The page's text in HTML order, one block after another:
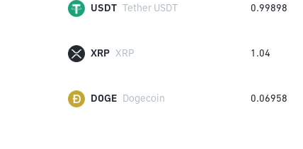
USDT Tether USDT 0.99898
XRP XRP 1.04
DOGE Dogecoin 0.06958